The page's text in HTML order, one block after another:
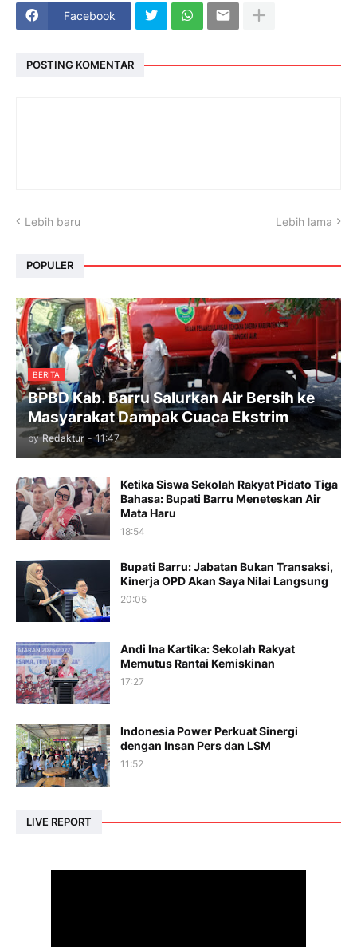
Facebook
POSTING KOMENTAR
Lebih baru Lebih lama
POPULER
BERITA
BPBD Kab. Barru Salurkan Air Bersih ke
Masyarakat Dampak Cuaca Ekstrim
by Redaktur - 11:47
Ketika Siswa Sekolah Rakyat Pidato Tiga
Bahasa: Bupati Barru Meneteskan Air
Mata Haru
18:54
Bupati Barru: Jabatan Bukan Transaksi,
Kinerja OPD Akan Saya Nilai Langsung
20:05
Andi Ina Kartika: Sekolah Rakyat
Memutus Rantai Kemiskinan
17:27
Indonesia Power Perkuat Sinergi
dengan Insan Pers dan LSM
11:52
LIVE REPORT